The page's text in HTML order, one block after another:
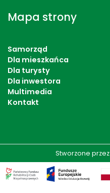
Mapa strony
Samorząd
Dla mieszkańca
Dla turysty
Dla inwestora
Multimedia
Kontakt
Stworzone przez